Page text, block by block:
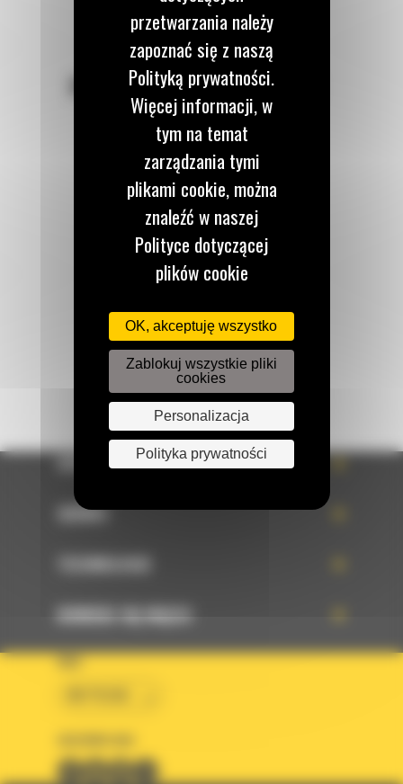
POZOSTAŃMY W KONTAKCIE
Zadzwoń do nas
122 100 122
WYŚLIJ WIADOMOŚĆ
OFERTA
SERWIS
TECHNOLOGIE
DOWIEDZ SIĘ WIĘCEJ
KRAJ
przetwarzania należy
zapoznać się z naszą
Polityką prywatności.
Więcej informacji, w
tym na temat
zarządzania tymi
plikami cookie, można
znaleźć w naszej
Polityce dotyczącej
plików cookie
OK, akceptuję wszystko
Zablokuj wszystkie pliki
cookies
Personalizacja
Polityka prywatności